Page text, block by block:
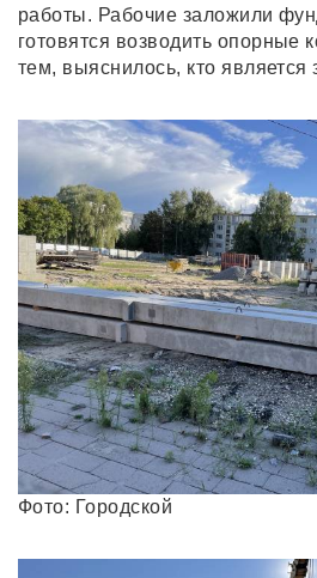
работы. Рабочие заложили
готовятся возводить опорные
тем, выяснилось, кто является
Фото: Городской